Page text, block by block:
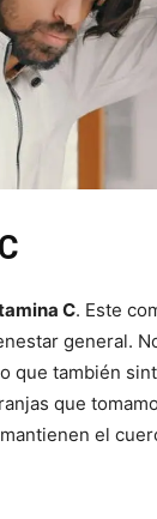
C. Este
general.
que también
que
el